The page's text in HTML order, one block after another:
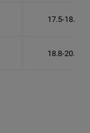
17.5-18.8
18.8-20.1